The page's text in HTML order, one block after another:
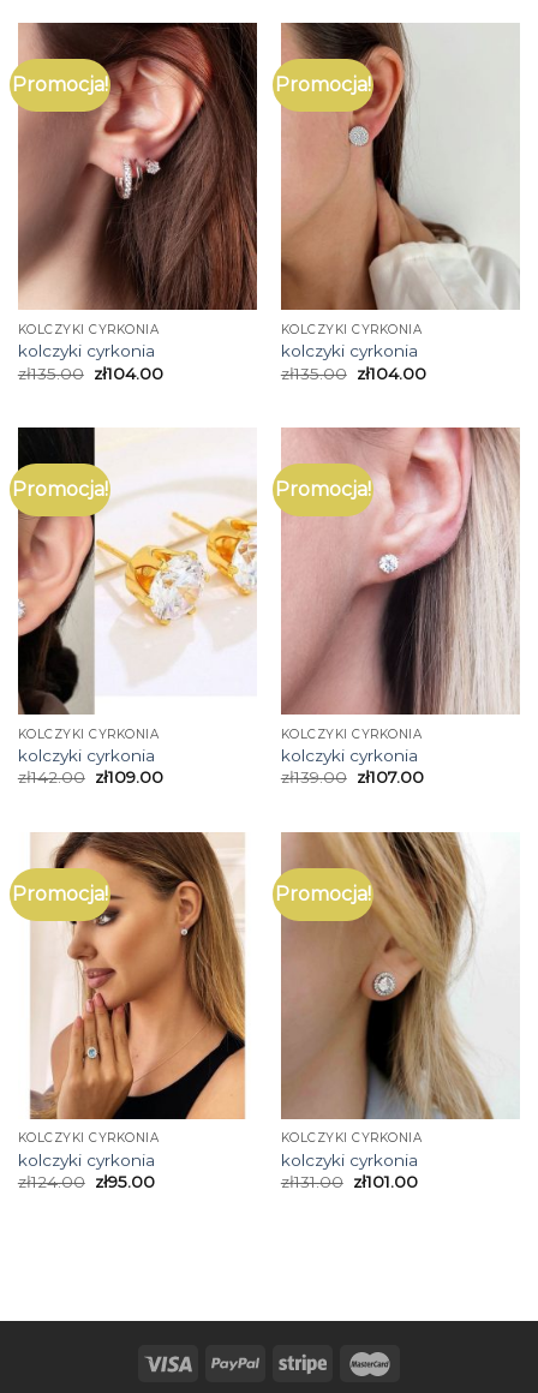
Promocja!
KOLCZYKI CYRKONIA
kolczyki cyrkonia
zł135.00 zł104.00
Promocja!
KOLCZYKI CYRKONIA
kolczyki cyrkonia
zł135.00 zł104.00
Promocja!
KOLCZYKI CYRKONIA
kolczyki cyrkonia
zł142.00 zł109.00
Promocja!
KOLCZYKI CYRKONIA
kolczyki cyrkonia
zł139.00 zł107.00
Promocja!
KOLCZYKI CYRKONIA
kolczyki cyrkonia
zł124.00 zł95.00
Promocja!
KOLCZYKI CYRKONIA
kolczyki cyrkonia
zł131.00 zł101.00